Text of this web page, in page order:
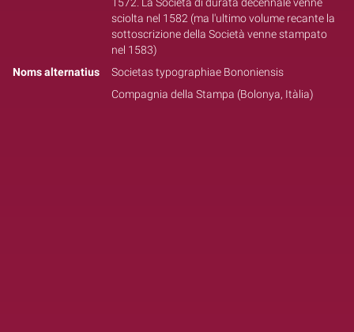
1572. La Società di durata decennale venne
sciolta nel 1582 (ma l'ultimo volume recante la
sottoscrizione della Società venne stampato
nel 1583)
Noms alternatius
Societas typographiae Bononiensis
Compagnia della Stampa (Bolonya, Itàlia)